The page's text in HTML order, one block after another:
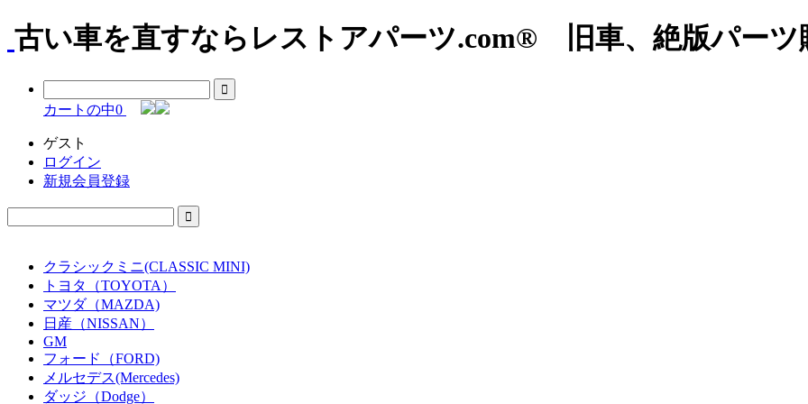
古い車を直すならレストアパーツ.com® 旧車、絶版パーツ
カートの中0
ゲスト
ログイン
新規会員登録
クラシックミニ(CLASSIC MINI)
トヨタ（TOYOTA）
マツダ（MAZDA)
日産（NISSAN）
GM
フォード（FORD)
メルセデス(Mercedes)
ダッジ（Dodge）